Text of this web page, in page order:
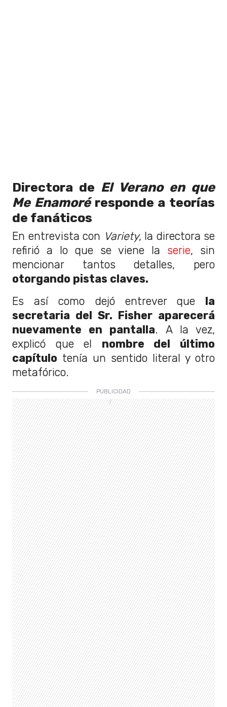
Directora de El Verano en que
Me Enamoréresponde a teorías
de fanáticos
En entrevista con Variety, la directora se
refirió a lo que se viene la serie, sin
mencionar tantos detalles, pero
otorgando pistas claves.
Es así como dejó entrever que la
secretaria del Sr. Fisher aparecerá
nuevamente en pantalla. A la vez,
explicó que el nombre del último
capítulo tenía un sentido literal y otro
metafórico.